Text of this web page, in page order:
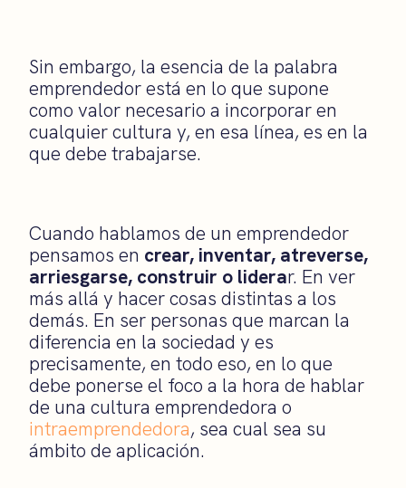
Sin embargo, la esencia de la palabra
emprendedor está en lo que supone
como valor necesario a incorporar en
cualquier cultura y, en esa línea, es en la
que debe trabajarse.
Cuando hablamos de un emprendedor
pensamos en crear, inventar, atreverse,
arriesgarse, construir o liderar. En ver
más allá y hacer cosas distintas a los
demás. En ser personas que marcan la
diferencia en la sociedad y es
precisamente, en todo eso, en lo que
debe ponerse el foco a la hora de hablar
de una cultura emprendedora o
intraemprendedora, sea cual sea su
ámbito de aplicación.